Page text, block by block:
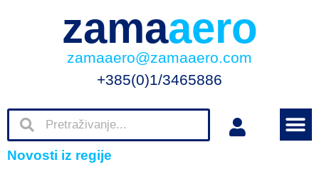
zamaaero
zamaaero@zamaaero.com
+385(0)1/3465886
Novosti iz regije